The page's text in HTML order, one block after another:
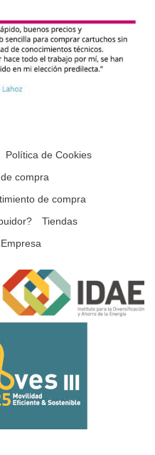
Política de Cookies
compra
de compra
Tiendas
Empresa